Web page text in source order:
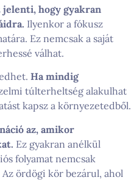
jelenti, hogy gyakran
Ilyenkor a fókusz
Ez nemcsak a saját
válhat.
Ha mindig
túlterheltség alakulhat
kapsz a környezetedből.
az, amikor
Ez gyakran anélkül
folyamat nemcsak
ördögi kör bezárul, ahol